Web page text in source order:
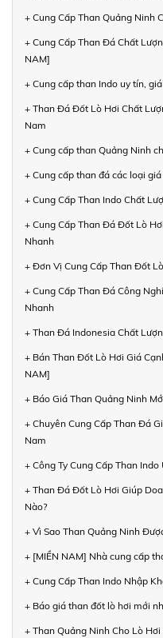
+ Cung Cấp Than Quảng Ninh
+ Cung Cấp Than Đá Chất
NAM]
+ Cung cấp than Indo uy tín,
+ Than Đá Đốt Lò Hơi Chất
Nam
+ Cung cấp than Quảng Ninh
+ Cung cấp than đá các loại
+ Cung Cấp Than Indo Chất
+ Cung Cấp Than Đá Đốt Lò
Nhanh
+ Đơn Vị Cung Cấp Than Đốt
+ Cung Cấp Than Đá Công
Nhanh
+ Than Đá Indonesia Chất
+ Bán Than Đốt Lò Hơi Giá
NAM]
+ Báo Giá Than Quảng Ninh
+ Chuyên Cung Cấp Than Đá
Nam
+ Công Ty Cung Cấp Than
+ Than Đá Đốt Lò Hơi Giúp
Nào?
+ Vì Sao Than Quảng Ninh
+ [MIỀN NAM] Nhà cung cấp
+ Cung Cấp Than Indo Nhập
+ Báo giá than đốt lò hơi mới
+ Than Quảng Ninh Cho Lò